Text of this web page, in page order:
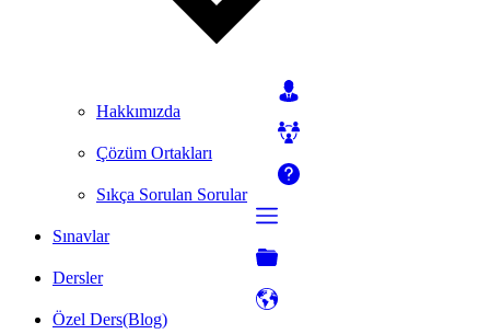
Hakkımızda
Çözüm Ortakları
Sıkça Sorulan Sorular
Sınavlar
Dersler
Özel Ders(Blog)